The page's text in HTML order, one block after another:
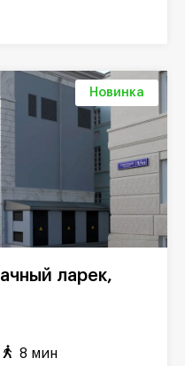
Новинка
8 мин